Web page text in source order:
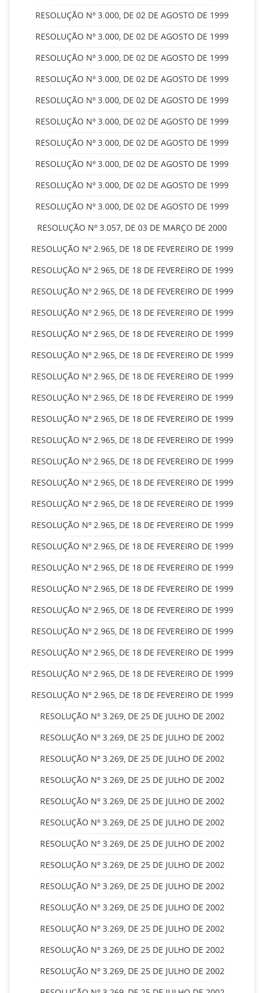
RESOLUÇÃO Nº 3.000, DE 02 DE AGOSTO DE 1999
RESOLUÇÃO Nº 3.000, DE 02 DE AGOSTO DE 1999
RESOLUÇÃO Nº 3.000, DE 02 DE AGOSTO DE 1999
RESOLUÇÃO Nº 3.000, DE 02 DE AGOSTO DE 1999
RESOLUÇÃO Nº 3.000, DE 02 DE AGOSTO DE 1999
RESOLUÇÃO Nº 3.000, DE 02 DE AGOSTO DE 1999
RESOLUÇÃO Nº 3.000, DE 02 DE AGOSTO DE 1999
RESOLUÇÃO Nº 3.000, DE 02 DE AGOSTO DE 1999
RESOLUÇÃO Nº 3.000, DE 02 DE AGOSTO DE 1999
RESOLUÇÃO Nº 3.000, DE 02 DE AGOSTO DE 1999
RESOLUÇÃO Nº 3.057, DE 03 DE MARÇO DE 2000
RESOLUÇÃO Nº 2.965, DE 18 DE FEVEREIRO DE 1999
RESOLUÇÃO Nº 2.965, DE 18 DE FEVEREIRO DE 1999
RESOLUÇÃO Nº 2.965, DE 18 DE FEVEREIRO DE 1999
RESOLUÇÃO Nº 2.965, DE 18 DE FEVEREIRO DE 1999
RESOLUÇÃO Nº 2.965, DE 18 DE FEVEREIRO DE 1999
RESOLUÇÃO Nº 2.965, DE 18 DE FEVEREIRO DE 1999
RESOLUÇÃO Nº 2.965, DE 18 DE FEVEREIRO DE 1999
RESOLUÇÃO Nº 2.965, DE 18 DE FEVEREIRO DE 1999
RESOLUÇÃO Nº 2.965, DE 18 DE FEVEREIRO DE 1999
RESOLUÇÃO Nº 2.965, DE 18 DE FEVEREIRO DE 1999
RESOLUÇÃO Nº 2.965, DE 18 DE FEVEREIRO DE 1999
RESOLUÇÃO Nº 2.965, DE 18 DE FEVEREIRO DE 1999
RESOLUÇÃO Nº 2.965, DE 18 DE FEVEREIRO DE 1999
RESOLUÇÃO Nº 2.965, DE 18 DE FEVEREIRO DE 1999
RESOLUÇÃO Nº 2.965, DE 18 DE FEVEREIRO DE 1999
RESOLUÇÃO Nº 2.965, DE 18 DE FEVEREIRO DE 1999
RESOLUÇÃO Nº 2.965, DE 18 DE FEVEREIRO DE 1999
RESOLUÇÃO Nº 2.965, DE 18 DE FEVEREIRO DE 1999
RESOLUÇÃO Nº 2.965, DE 18 DE FEVEREIRO DE 1999
RESOLUÇÃO Nº 2.965, DE 18 DE FEVEREIRO DE 1999
RESOLUÇÃO Nº 2.965, DE 18 DE FEVEREIRO DE 1999
RESOLUÇÃO Nº 2.965, DE 18 DE FEVEREIRO DE 1999
RESOLUÇÃO Nº 3.269, DE 25 DE JULHO DE 2002
RESOLUÇÃO Nº 3.269, DE 25 DE JULHO DE 2002
RESOLUÇÃO Nº 3.269, DE 25 DE JULHO DE 2002
RESOLUÇÃO Nº 3.269, DE 25 DE JULHO DE 2002
RESOLUÇÃO Nº 3.269, DE 25 DE JULHO DE 2002
RESOLUÇÃO Nº 3.269, DE 25 DE JULHO DE 2002
RESOLUÇÃO Nº 3.269, DE 25 DE JULHO DE 2002
RESOLUÇÃO Nº 3.269, DE 25 DE JULHO DE 2002
RESOLUÇÃO Nº 3.269, DE 25 DE JULHO DE 2002
RESOLUÇÃO Nº 3.269, DE 25 DE JULHO DE 2002
RESOLUÇÃO Nº 3.269, DE 25 DE JULHO DE 2002
RESOLUÇÃO Nº 3.269, DE 25 DE JULHO DE 2002
RESOLUÇÃO Nº 3.269, DE 25 DE JULHO DE 2002